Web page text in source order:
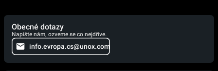
Obecné dotazy
Napište nám, ozveme se co nejdříve.
info.evropa.cs@unox.com